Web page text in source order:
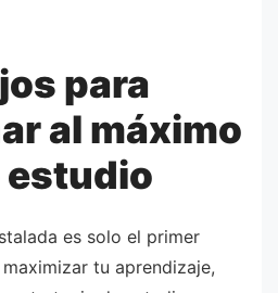
para
al máximo
estudio
es solo el primer
tu aprendizaje,